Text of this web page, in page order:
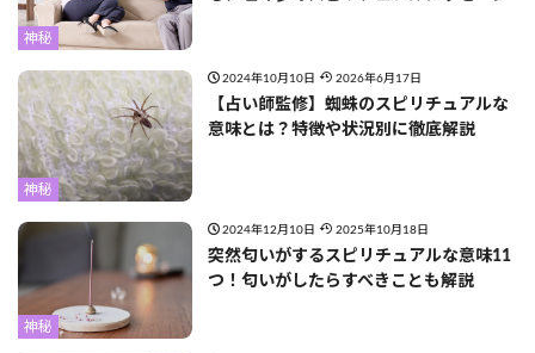
神秘
神秘
2024年10月10日 2026年6月17日
【占い師監修】蜘蛛のスピリチュアルな
意味とは？特徴や状況別に徹底解説
神秘
2024年12月10日 2025年10月18日
突然匂いがするスピリチュアルな意味11
つ！匂いがしたらすべきことも解説